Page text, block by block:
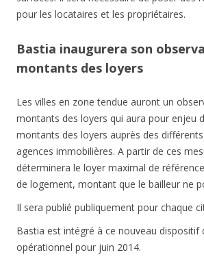
pour les locataires et les propriétaires.
Bastia inaugurera son
montants des loyers
Les villes en zone tendue auront un
montants des loyers qui aura pour enjeu
montants des loyers auprès des
agences immobilières. A partir de ces
déterminera le loyer maximal de
de logement, montant que le bailleur ne
Il sera publié publiquement pour chaque
Bastia est intégré à ce nouveau
opérationnel pour juin 2014.